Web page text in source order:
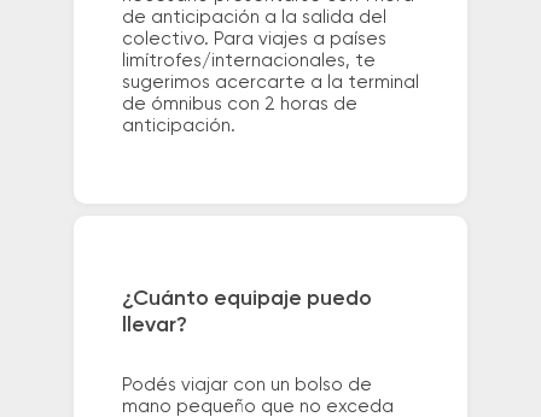
de anticipación a la salida del
colectivo. Para viajes a países
limítrofes/internacionales, te
sugerimos acercarte a la terminal
de ómnibus con 2 horas de
anticipación.
¿Cuánto equipaje puedo
llevar?
Podés viajar con un bolso de
mano pequeño que no exceda